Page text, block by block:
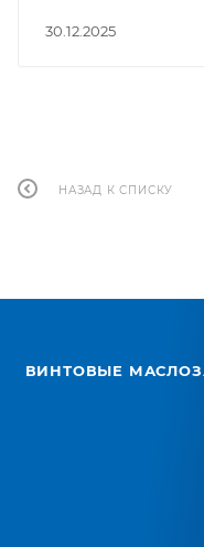
30.12.2025
НАЗАД К СПИСКУ
ВИНТОВЫЕ